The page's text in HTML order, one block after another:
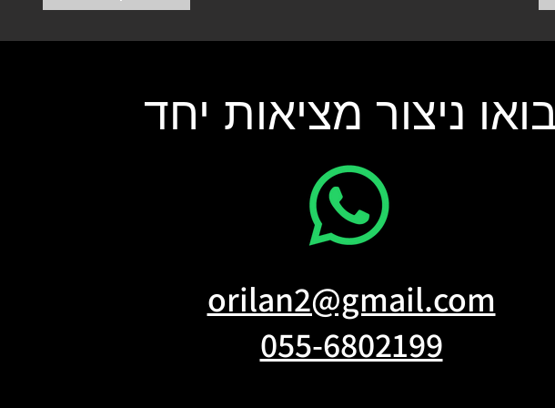
ניצור מציאות יחד
orilan2@gmail.com
055-6802199